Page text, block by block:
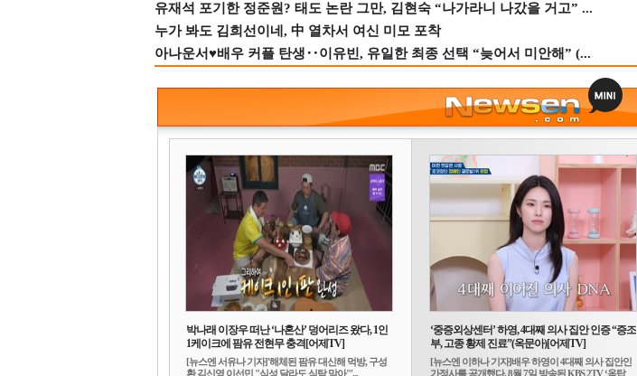
유재석 포기한 정준원? 태도 논란 그만, 김현숙 “나가라니 나갔을 거고” ...
누가 봐도 김희선이네, 中 열차서 여신 미모 포착
아나운서♥배우 커플 탄생‥이유빈, 유일한 최종 선택 “늦어서 미안해” (...
박나래 이장우 떠난 ‘나혼산’ 덩어리즈 왔다, 1인
1케이크에 팜유 전현무 충격[어제TV]
[뉴스엔 서유나 기자]'해체된 팜유 대신해 먹방, 구성
환 김신영 이선민 "식성 달라도 식탐 맞아"'...
‘중증외상센터’ 하영, 4대째 의사 집안 인증 “증조
부, 고종 황제 진료”(옥문아)[어제TV]
[뉴스엔 이하나 기자]배우 하영이 4대째 의사 집안인
가정사를 공개했다. 8월 7일 방송된 KBS 2TV ‘옥탑